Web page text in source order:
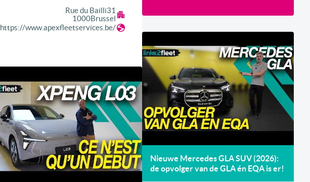
Rue du Bailli31
1000Brussel
https://www.apexfleetservices.be/
Nieuwe Mercedes GLA SUV (2026):
de opvolger van de GLA én EQA is er!